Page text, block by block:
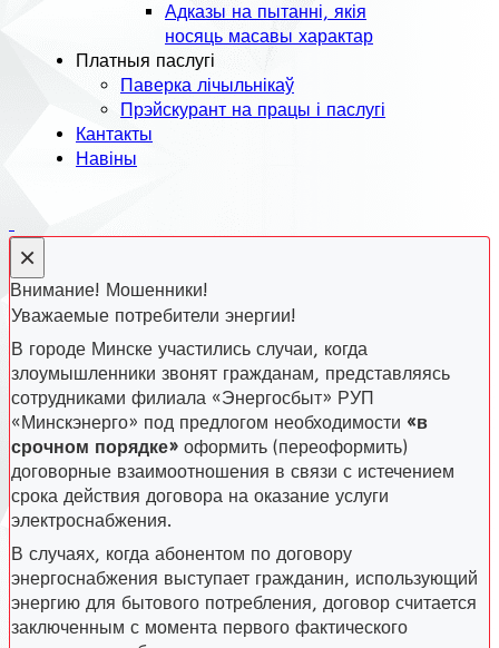
Адказы на пытанні, якія
носяць масавы характар
Платныя паслугі
Паверка лічыльнікаў
Прэйскурант на працы і паслугі
Кантакты
Навіны
×
Внимание! Мошенники!
Уважаемые потребители энергии!
В городе Минске участились случаи, когда
злоумышленники звонят гражданам, представляясь
сотрудниками филиала «Энергосбыт» РУП
«Минскэнерго» под предлогом необходимости «в
срочном порядке» оформить (переоформить)
договорные взаимоотношения в связи с истечением
срока действия договора на оказание услуги
электроснабжения.
В случаях, когда абонентом по договору
энергоснабжения выступает гражданин, использующий
энергию для бытового потребления, договор считается
заключенным с момента первого фактического